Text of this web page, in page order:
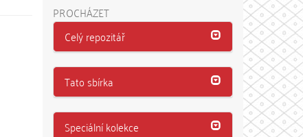
PROCHÁZET
Celý repozitář
Tato sbírka
Speciální kolekce